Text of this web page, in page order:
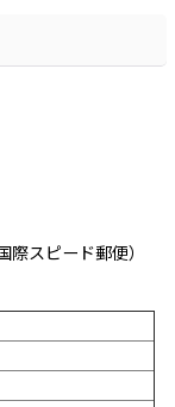
スピード郵便）